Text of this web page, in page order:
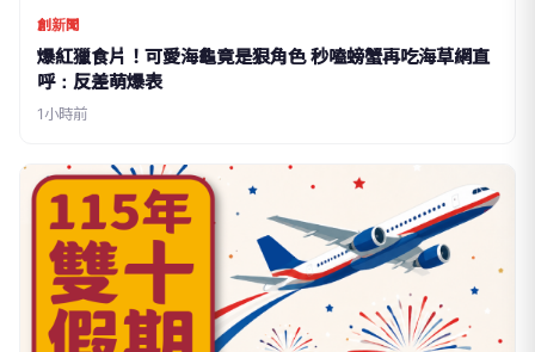
創新聞
爆紅獵食片！可愛海龜竟是狠角色 秒嗑螃蟹再吃海草網直
呼：反差萌爆表
1小時前